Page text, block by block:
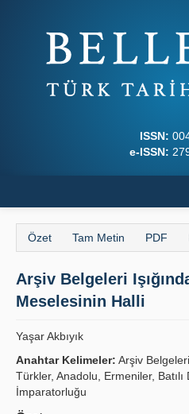
ISSN:
e-ISSN:
Hakkında
Dergi Kurulları
İlkeler
Yayın Politikaları
Özet Tam Metin PDF
Arşiv Belgeleri
Meselesinin Halli
Yaşar Akbıyık
Anahtar Kelimeler: Arşiv
Türkler, Anadolu, Ermeniler, Batılı
İmparatorluğu